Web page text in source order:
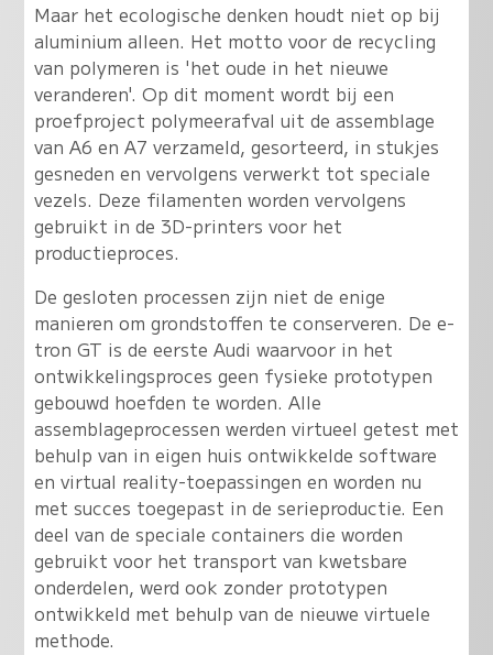
Maar het ecologische denken houdt niet op bij
aluminium alleen. Het motto voor de recycling
van polymeren is 'het oude in het nieuwe
veranderen'. Op dit moment wordt bij een
proefproject polymeerafval uit de assemblage
van A6 en A7 verzameld, gesorteerd, in stukjes
gesneden en vervolgens verwerkt tot speciale
vezels. Deze filamenten worden vervolgens
gebruikt in de 3D-printers voor het
productieproces.
De gesloten processen zijn niet de enige
manieren om grondstoffen te conserveren. De e-
tron GT is de eerste Audi waarvoor in het
ontwikkelingsproces geen fysieke prototypen
gebouwd hoefden te worden. Alle
assemblageprocessen werden virtueel getest met
behulp van in eigen huis ontwikkelde software
en virtual reality-toepassingen en worden nu
met succes toegepast in de serieproductie. Een
deel van de speciale containers die worden
gebruikt voor het transport van kwetsbare
onderdelen, werd ook zonder prototypen
ontwikkeld met behulp van de nieuwe virtuele
methode.